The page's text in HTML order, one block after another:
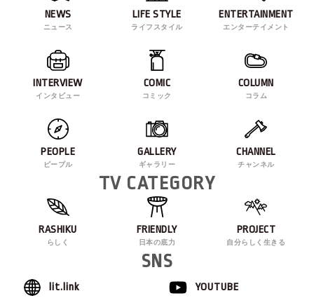
NEWS
ニュース
LIFE STYLE
ライフスタイル
ENTERTAINMENT
エンターテイメント
INTERVIEW
インタビュー
COMIC
コミック
COLUMN
コラム
PEOPLE
ピープル
GALLERY
ギャラリー
CHANNEL
チャンネル
TV CATEGORY
RASHIKU
らしく
FRIENDLY
日本の底力
PROJECT
自分らしく生きる
SNS
lit.link YOUTUBE